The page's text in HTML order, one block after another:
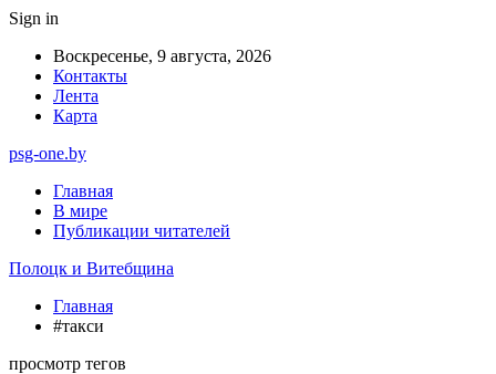
Sign in
Воскресенье, 9 августа, 2026
Контакты
Лента
Карта
psg-one.by
Главная
В мире
Публикации читателей
Полоцк и Витебщина
Главная
#такси
просмотр тегов